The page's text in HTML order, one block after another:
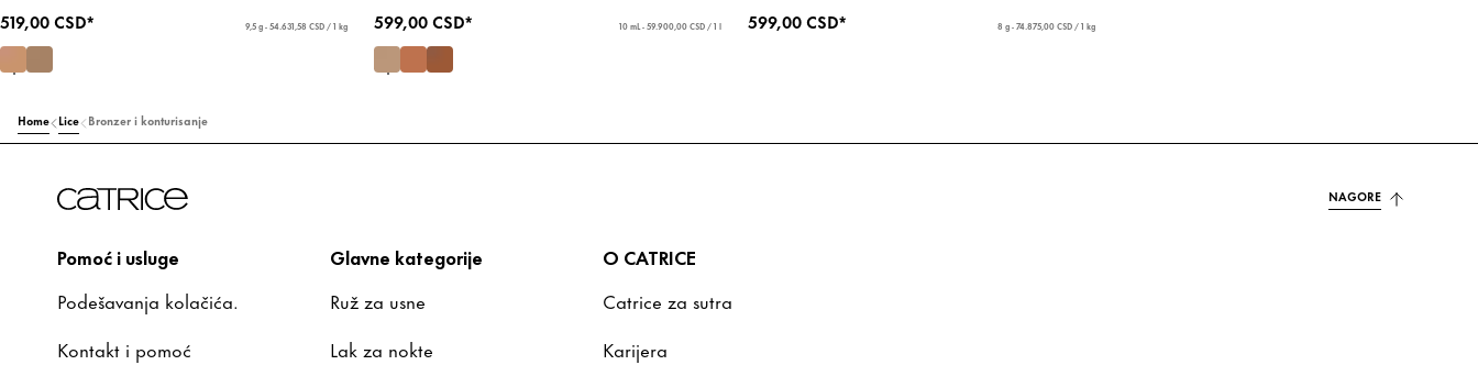
519,00 CSD*
9,5 g - 54.631,58 CSD / 1 kg
599,00 CSD*
10 mL - 59.900,00 CSD / 1 l
599,00 CSD*
8 g - 74.875,00 CSD / 1 kg
Home Lice Bronzer i konturisanje
NAGORE
Pomoć i usluge
Podešavanja kolačića.
Kontakt i pomoć
Glavne kategorije
Ruž za usne
Lak za nokte
O CATRICE
Catrice za sutra
Karijera